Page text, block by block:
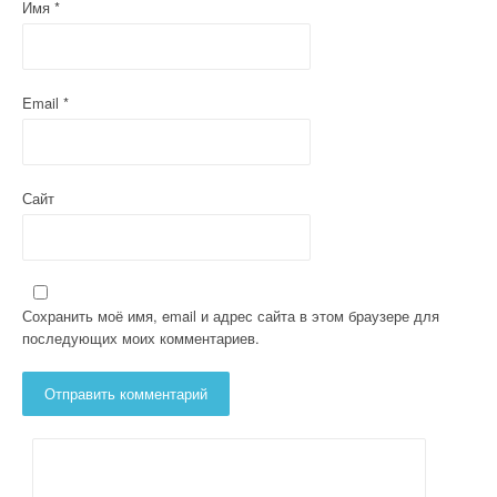
м
Имя *
Email *
Сайт
Сохранить моё имя, email и адрес сайта в этом браузере для
последующих моих комментариев.